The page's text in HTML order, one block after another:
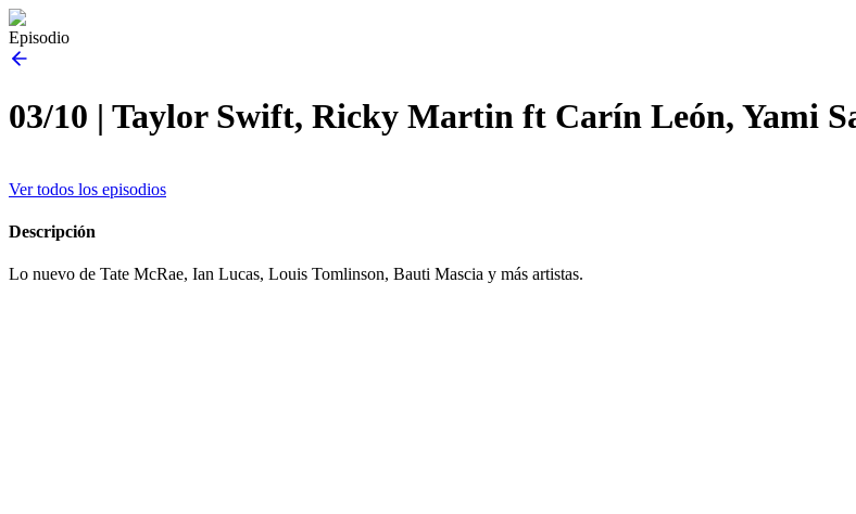
Episodio
03/10 | Taylor Swift, Ricky Martin ft Carín León, Yami
Ver todos los episodios
Descripción
Lo nuevo de Tate McRae, Ian Lucas, Louis Tomlinson, Bauti Mascia y más artistas.